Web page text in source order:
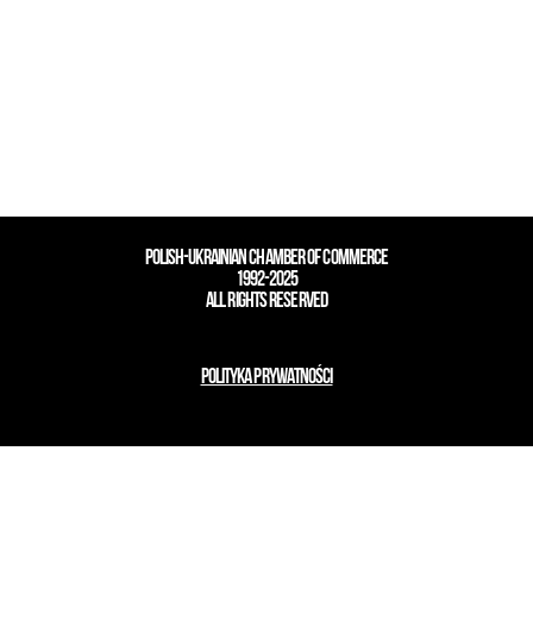
POLISH-UKRAINIAN CHAMBER OF COMMERCE
1992-2025
ALL RIGHTS RESERVED
POLITYKA PRYWATNOŚCI